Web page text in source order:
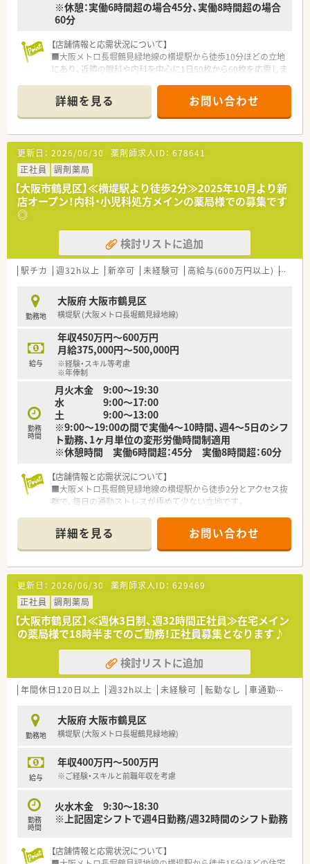
※休憩：実働6時間超の場合45分、実働8時間超の場合
60分
【店舗情報と応需状況について】
■大阪メトロ長堀鶴見緑地線の横堤駅から徒歩10分ほどの立地
にあり、近隣の眼科や内科を中心に1日50枚から60枚を応需しま
■薬剤師は常時4名体制に加え代表やラウンダーがバックアップ
しており、事務スタッフも6名在籍する非常に手厚い人員構成で
す。
■在宅医療は月に200枚から300枚ほど対応しており、徒歩圏内
の施設3件や個人宅10名程度へ向けて積極的に提供しています。
【募集背景と求める人物像について】
■今後の店舗展開を見据えた体制強化および施設在宅の増加に
伴う増員のため、やる気を持って取り組める方を急募で募集して
おります。
験やブランクがある方でも素直に学ぶ姿勢がある方を歓迎いた
■代表自身が現役薬剤師として現場を理解しているため、周囲と
協力しながらアットホームな雰囲気で働ける方を求めていらっ
【法人特徴について】
■大阪市鶴見区を中心に地域密着型の店舗展開を行っており、移
動を伴う転勤がないため、腰を据えて長く働くことが可能な法人
です。
■最新の調剤機器や監査システムを積極的に導入することで、業
務の効率化と従業員の精神的な負担軽減を同時に実現させてお
■独立支援制度を設けており、将来的に自分の店舗を持ちたいと
考えている薬剤師の方を全面的にバックアップする体制が整っ
ています。
【求人情報について】
■正社員の給与は450万円から700万円の幅で提示されており、
す。
■資格取得補助金制度やeラーニングの受講費用負担など、働き
ながらスキルアップを目指す薬剤師を支援する福利厚生が充実
しています。
詳細を見る お問い合わせ
更新日： 2026/06/30 薬剤師求人ID： 678641
正社員
調剤薬局
【大阪市鶴見区】≪横堤駅より徒歩2分≫2025年10月より新
店オープン！内科・小児科処方メインの薬局様での募集です
◎
検討リストに追加
駅チカ 週32h以上 新卒可 未経験可 高給与(600万円以上) 新規
勤務地
大阪府 大阪市鶴見区
横堤駅 (大阪メトロ長堀鶴見緑地線)
給与
年収450万円～600万円
月給375,000円～500,000円
※経験・スキル等考慮
※年俸制
勤務
時間
月火木金 9:00～19:30
水 9:00～17:00
土 9:00～13:00
※9:00～19:00の間で実働4～10時間、週4～5日のシフ
ト勤務、1ヶ月単位の変形労働時間制適用
※休憩時間 実働6時間超：45分 実働8時間超：60分
【店舗情報と応需状況について】
■大阪メトロ長堀鶴見緑地線の横堤駅から徒歩2分とアクセス抜
群で、毎日の通勤ストレスが極めて少ない立地です。
枚ほど応需し、地域密着の医療を実践いたします。
■薬剤師は常勤1名とパート1名の体制からスタートし、新規開
設店舗を共に盛り上げていくやりがいがございます。
【職場環境と雰囲気】
■代表自らが現場に立ち、スタッフの悩み解決に尽力する風通し
の良い環境で、笑い声の絶えない明るい職場です。
■30歳代の若手薬剤師が中心となって活躍しており、柔軟な発
想で会社を動かしていける活気溢れる雰囲気です。
■お互いを尊重し助け合う「友達になれる人」が集まっているた
め、人間関係のストレスが少なく勤務いただけます。
【こんな取り組みをしています】
■「在宅医療全力サポート」を掲げ、薬剤師が主体的に処方提案
■服薬支援機の自社開発など、最新テクノロジーを駆使して患者
様のコンプライアンス向上に寄与しています。
■カンボジアの病院との提携を通じた国際的な医療支援など、薬
詳細を見る お問い合わせ
更新日： 2026/06/30 薬剤師求人ID： 629469
正社員
調剤薬局
【大阪市鶴見区】≪週休3日制、週32時間正社員≫在宅メイン
の薬局様で18時半までのご勤務！正社員募集となります♪
検討リストに追加
年間休日120日以上 週32h以上 未経験可 転勤なし 車通勤可
勤務地
大阪府 大阪市鶴見区
横堤駅 (大阪メトロ長堀鶴見緑地線)
給与
年収400万円～500万円
※ご経験・スキルと前職年収を考慮
勤務
時間
火水木金 9:30～18:30
※上記固定シフトで週4日勤務/週32時間のシフト勤務
【店舗情報と応需状況について】